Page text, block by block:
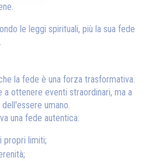
le leggi spirituali, più la sua fede
la fede è una forza trasformativa.
a ottenere eventi straordinari, ma a
umano.
una fede autentica:
propri limiti;